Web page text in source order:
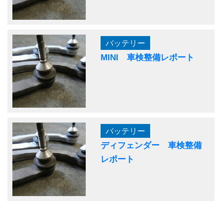
バッテリー
MINI 車検整備レポート
バッテリー
ディフェンダー 車検整備
レポート